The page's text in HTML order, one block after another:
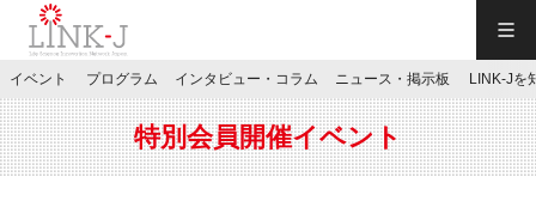
JP／EN
イベント プログラム インタビュー・コラム ニュース・掲示板 LINK-Jを
特別会員開催イベント